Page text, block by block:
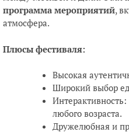
программа мероприятий,
атмосфера.
Плюсы фестиваля:
Высокая
Широкий выбор
любого возраста.
Дружелюбная и